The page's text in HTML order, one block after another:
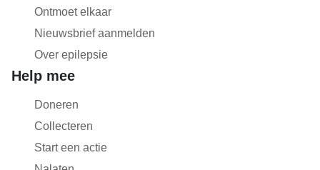
Ontmoet elkaar
Nieuwsbrief aanmelden
Over epilepsie
Help mee
Doneren
Collecteren
Start een actie